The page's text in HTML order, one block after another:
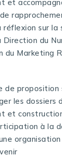
et
sur la
du
du Marketing
de proposition
les dossiers
et
à la